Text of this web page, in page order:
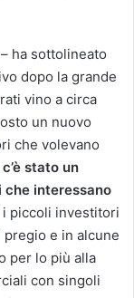
ha sottolineato
dopo la grande
vino a circa
un nuovo
che volevano
stato un
che interessano
piccoli investitori
e in alcune
per lo più alla
con singoli